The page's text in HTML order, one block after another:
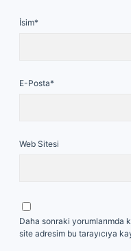
İsim*
E-Posta*
Web Sitesi
Daha sonraki yorumlarımda
site adresim bu tarayıcıya